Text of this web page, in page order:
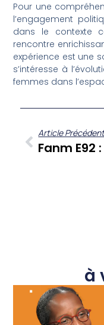
Pour une
l’engagement
dans le contexte
rencontre
expérience est une
s’intéresse à
femmes dans
Article
à